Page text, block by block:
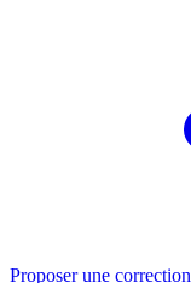
Proposer une correction